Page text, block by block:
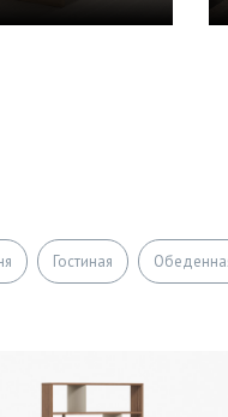
Гостиная